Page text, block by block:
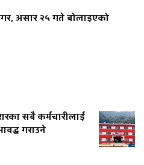
असार २५ गते बोलाइएको
सबै कर्मचारीलाई
गराउने